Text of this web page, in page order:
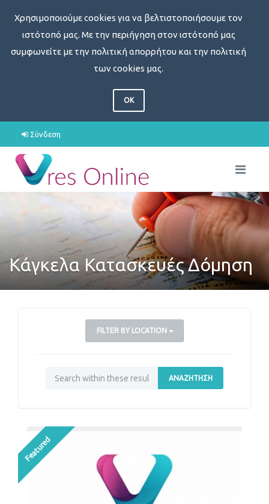
Χρησιμοποιούμε cookies για να βελτιστοποιήσουμε τον
ιστότοπό μας. Με την περιήγηση στον ιστότοπό μας
συμφωνείτε με την πολιτική απορρήτου και την πολιτική
των cookies μας.
OK
Σύνδεση
Κάγκελα Κατασκευές Δόμηση
FILTER BY LOCATION
ΑΝΑΖΉΤΗΣΗ
Featured